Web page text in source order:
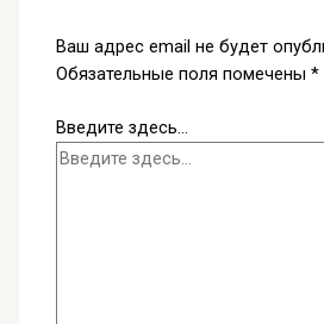
Ваш адрес email не будет
Обязательные поля помечены*
Введите здесь...